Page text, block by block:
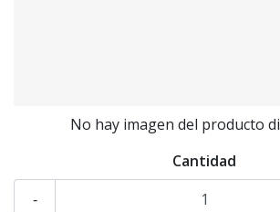
No hay imagen del producto
Cantidad
-